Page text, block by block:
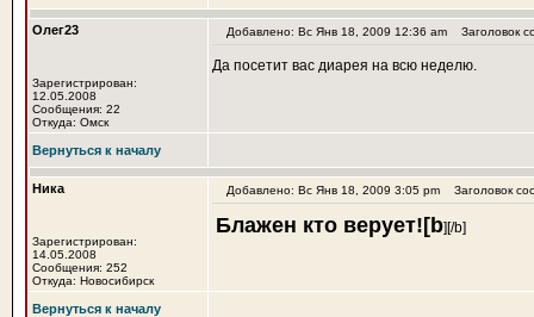
Олег23
Зарегистрирован:
12.05.2008
Сообщения: 22
Откуда: Омск
Добавлено: Вс Янв 18, 2009 12:36 am Заголовок
Да посетит вас диарея на всю неделю.
Вернуться к началу
Ника
Зарегистрирован:
14.05.2008
Сообщения: 252
Откуда: Новосибирск
Добавлено: Вс Янв 18, 2009 3:05 pm Заголовок
Блажен кто верует![b][/b]
Вернуться к началу